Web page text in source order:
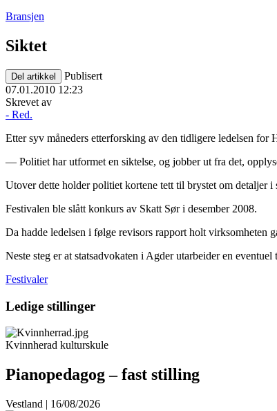
Bransjen
Siktet
Del artikkel
Publisert
07.01.2010 12:23
Skrevet av
- Red.
Etter syv måneders etterforsking av den tidligere ledelsen for
— Politiet har utformet en siktelse, og jobber ut fra det,
Utover dette holder politiet kortene tett til brystet om detaljer
Festivalen ble slått konkurs av Skatt Sør i desember 2008.
Da hadde ledelsen i følge revisors rapport holt virksomheten
Neste steg er at statsadvokaten i Agder utarbeider en eventuel
Festivaler
Ledige stillinger
Kvinnherad kulturskule
Pianopedagog – fast stilling
Vestland | 16/08/2026